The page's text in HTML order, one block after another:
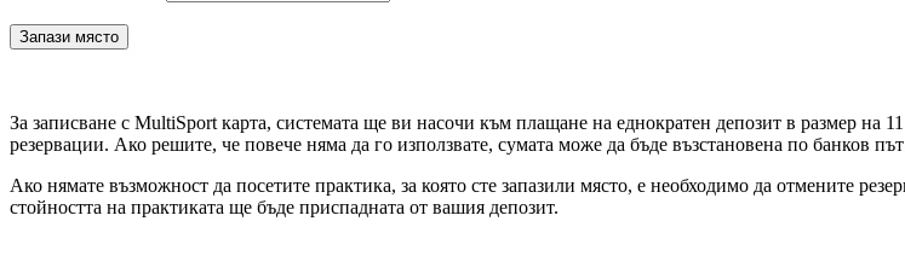
За записване с MultiSport карта, системата ще ви насочи към плащане на еднократен депозит в размер
резервации. Ако решите, че повече няма да го използвате, сумата може да бъде възстановена по банков
Ако нямате възможност да посетите практика, за която сте запазили място, е необходимо да отмените
стойността на практиката ще бъде приспадната от вашия депозит.